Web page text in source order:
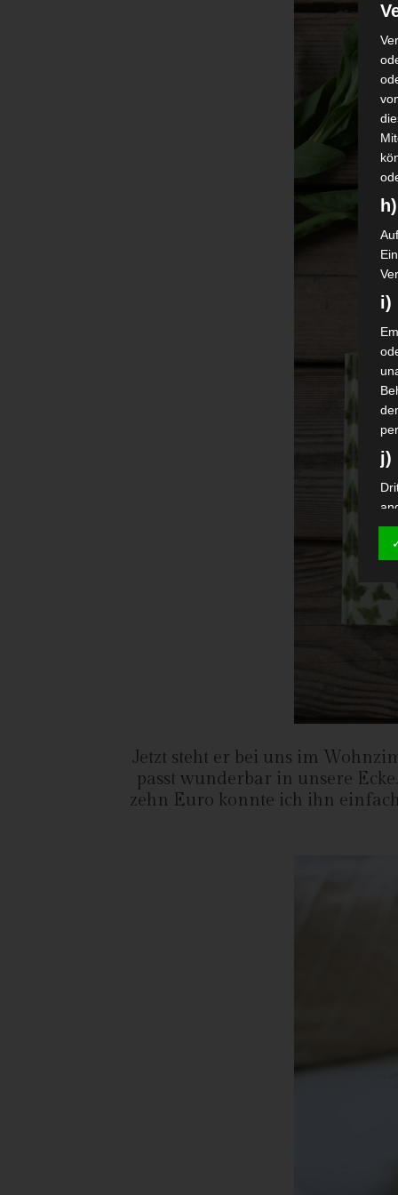
Jetzt steht er bei uns im
passt wunderbar in unsere
zehn Euro konnte ich ihn
i)
j)